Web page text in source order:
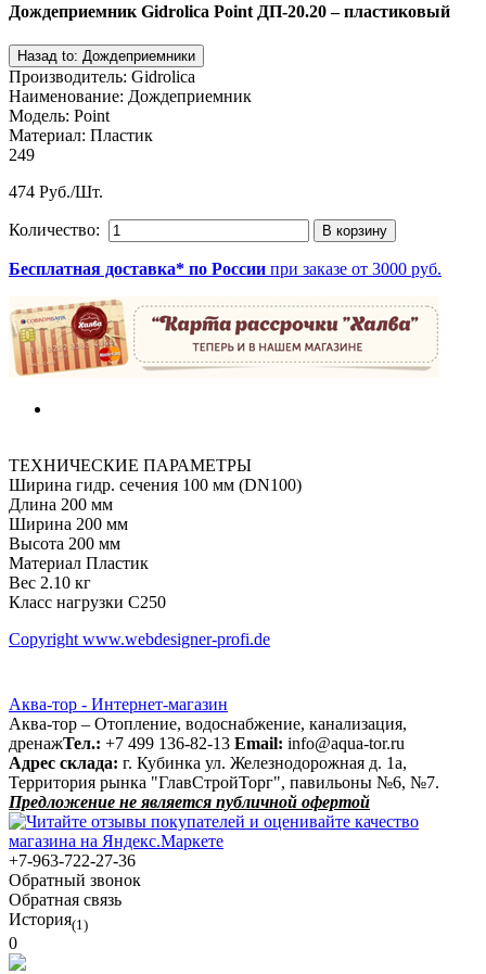
Дождеприемник Gidrolica Point ДП-20.20 – пластиковый
Производитель: Gidrolica
Наименование: Дождеприемник
Модель: Point
Материал: Пластик
249
474 Руб./Шт.
Количество:
Бесплатная доставка* по России при заказе от 3000 руб.
ТЕХНИЧЕСКИЕ ПАРАМЕТРЫ
Ширина гидр. сечения 100 мм (DN100)
Длина 200 мм
Ширина 200 мм
Высота 200 мм
Материал Пластик
Вес 2.10 кг
Класс нагрузки C250
Copyright www.webdesigner-profi.de
Аква-тор - Интернет-магазин
Аква-тор – Отопление, водоснабжение, канализация,
дренажТел.: +7 499 136-82-13 Email: info@aqua-tor.ru
Адрес склада: г. Кубинка ул. Железнодорожная д. 1а,
Территория рынка "ГлавСтройТорг", павильоны №6, №7.
Предложение не является публичной офертой
+7-963-722-27-36
Обратный звонок
Обратная связь
История(1)
0